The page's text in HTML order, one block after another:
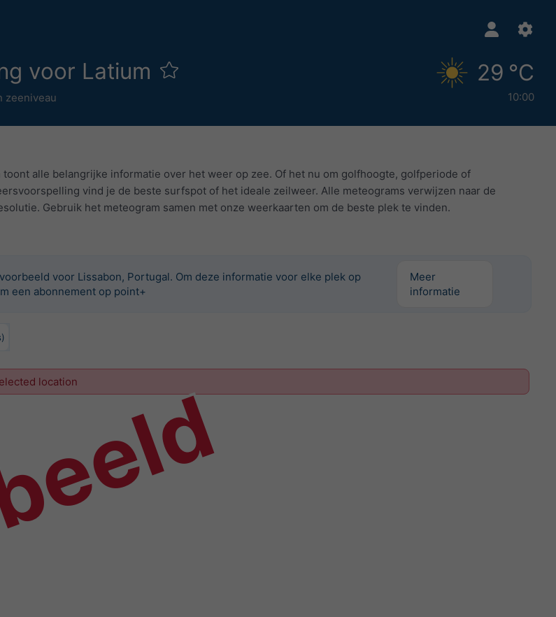
voor Latium
zeeniveau
29 °C
10:00
alle belangrijke informatie over het weer op zee. Of het nu om golfhoogte, golfperiode of
vind je de beste surfspot of het ideale zeilweer. Alle meteograms verwijzen naar de
Gebruik het meteogram samen met onze weerkaarten om de beste plek te vinden.
voor Lissabon, Portugal. Om deze informatie voor elke plek op
een abonnement op point+
Meer
informatie
location